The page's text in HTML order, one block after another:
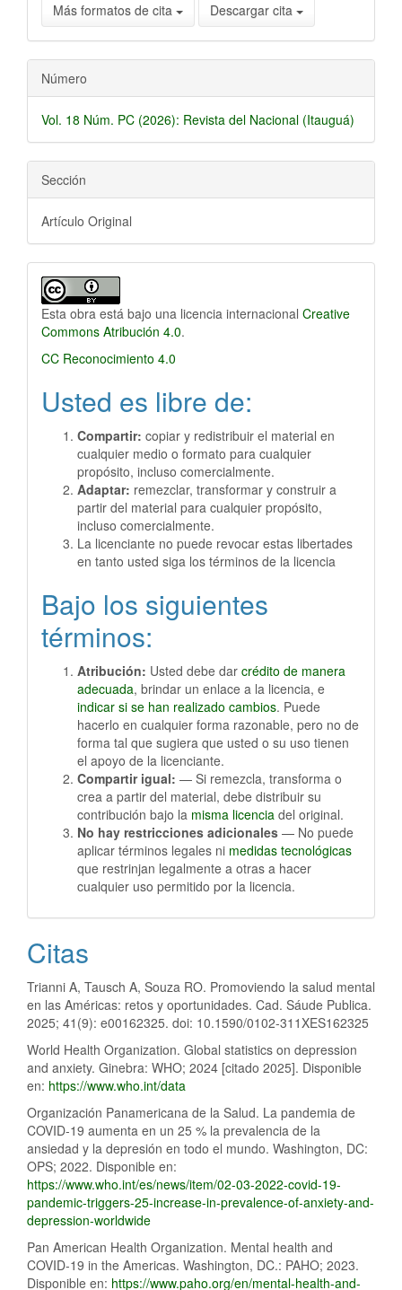
Más formatos de cita Descargar cita
Número
Vol. 18 Núm. PC (2026): Revista del Nacional (Itauguá)
Sección
Artículo Original
Esta obra está bajo una licencia internacional Creative
Commons Atribución 4.0.
CC Reconocimiento 4.0
Usted es libre de:
Compartir: copiar y redistribuir el material en
cualquier medio o formato para cualquier
propósito, incluso comercialmente.
Adaptar: remezclar, transformar y construir a
partir del material para cualquier propósito,
incluso comercialmente.
La licenciante no puede revocar estas libertades
en tanto usted siga los términos de la licencia
Bajo los siguientes
términos:
Atribución: Usted debe dar crédito de manera
adecuada, brindar un enlace a la licencia, e
indicar si se han realizado cambios. Puede
hacerlo en cualquier forma razonable, pero no de
forma tal que sugiera que usted o su uso tienen
el apoyo de la licenciante.
Compartir igual: — Si remezcla, transforma o
crea a partir del material, debe distribuir su
contribución bajo la misma licencia del original.
No hay restricciones adicionales — No puede
aplicar términos legales ni medidas tecnológicas
que restrinjan legalmente a otras a hacer
cualquier uso permitido por la licencia.
Citas
Trianni A, Tausch A, Souza RO. Promoviendo la salud mental
en las Américas: retos y oportunidades. Cad. Sáude Publica.
2025; 41(9): e00162325. doi: 10.1590/0102-311XES162325
World Health Organization. Global statistics on depression
and anxiety. Ginebra: WHO; 2024 [citado 2025]. Disponible
en: https://www.who.int/data
Organización Panamericana de la Salud. La pandemia de
COVID-19 aumenta en un 25 % la prevalencia de la
ansiedad y la depresión en todo el mundo. Washington, DC:
OPS; 2022. Disponible en:
https://www.who.int/es/news/item/02-03-2022-covid-19-
pandemic-triggers-25-increase-in-prevalence-of-anxiety-and-
depression-worldwide
Pan American Health Organization. Mental health and
COVID-19 in the Americas. Washington, DC.: PAHO; 2023.
Disponible en: https://www.paho.org/en/mental-health-and-